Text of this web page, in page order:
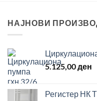
НАЈНОВИ
5.125,00ден
Регистер НК